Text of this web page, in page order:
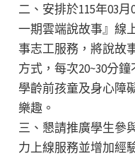
二、安排於115年03
一期雲端說故事』線
事志工服務，將說故
方式，每次20~30分
學齡前孩童及身心障
樂趣。
三、懇請推廣學生參
力上線服務並增加經